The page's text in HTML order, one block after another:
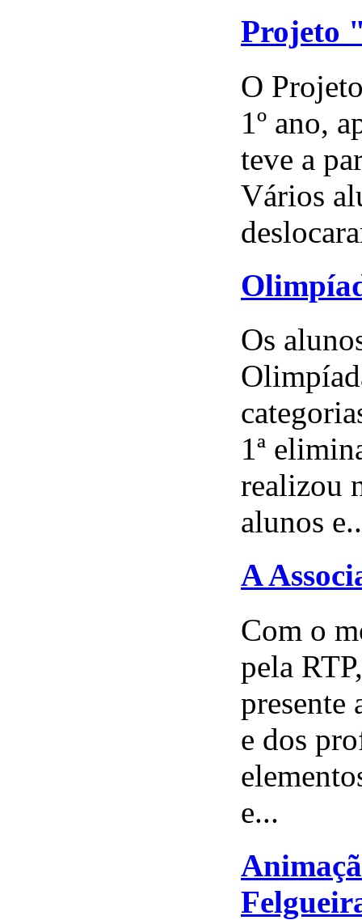
Projeto
O
1º ano,
teve a
Vários
Os
1ª
realizou
alunos
A
Com o
pela
presente
e dos
e...